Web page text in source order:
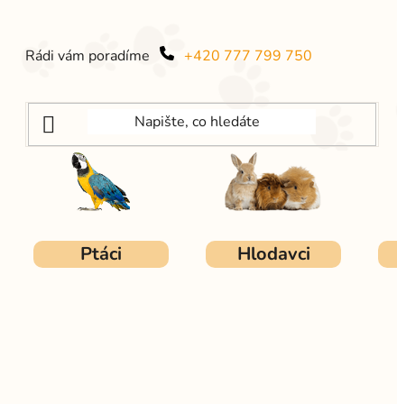
Rádi vám poradíme
+420 777 799 750
Ptáci Hlodavci